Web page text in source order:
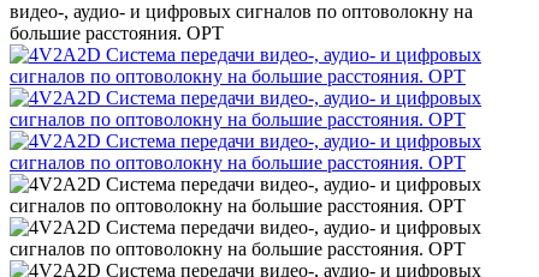
видео-, аудио- и цифровых сигналов по оптоволокну на
большие расстояния. OPT